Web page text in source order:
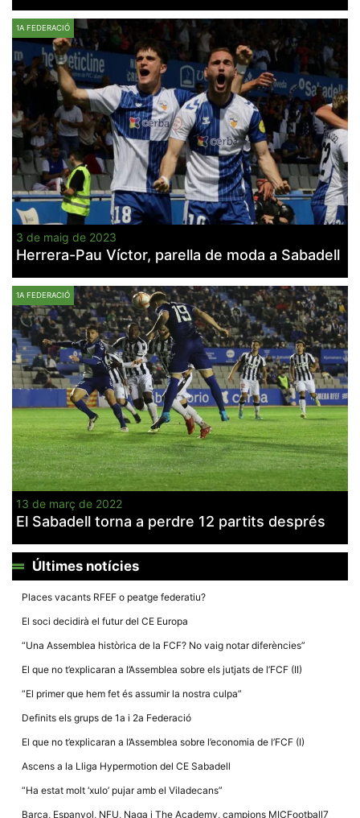
1A FEDERACIÓ
3 de maig de 2023
Herrera-Pau Víctor, parella de moda a Sabadell
1A FEDERACIÓ
13 de març de 2022
El Sabadell torna a perdre 12 partits després
Últimes notícies
Places vacants RFEF o peatge federatiu?
El soci decidirà el futur del CE Europa
“Una Assemblea històrica de la FCF? No vaig notar diferències”
El que no t’explicaran a l’Assemblea sobre els jutjats de l’FCF (II)
“El primer que hem fet és assumir la nostra culpa”
Definits els grups de 1a i 2a Federació
El que no t’explicaran a l’Assemblea sobre l’economia de l’FCF (I)
Ascens a la Lliga Hypermotion del CE Sabadell
“Ha estat molt ‘xulo’ pujar amb el Viladecans”
Barça, Espanyol, NFU, Naga i The Academy, campions MICFootball7